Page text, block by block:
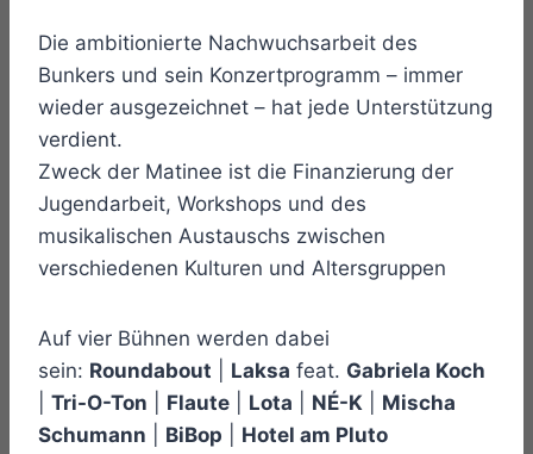
Die ambitionierte Nachwuchsarbeit des
Bunkers und sein Konzertprogramm – immer
wieder ausgezeichnet – hat jede Unterstützung
verdient.
Zweck der Matinee ist die Finanzierung der
Jugendarbeit, Workshops und des
musikalischen Austauschs zwischen
verschiedenen Kulturen und Altersgruppen
Auf vier Bühnen werden dabei
sein: Roundabout Laksa feat. Gabriela Koch
Tri-O-Ton Flaute Lota NÉ-K
Mischa
Schumann
BiBop Hotel am Pluto